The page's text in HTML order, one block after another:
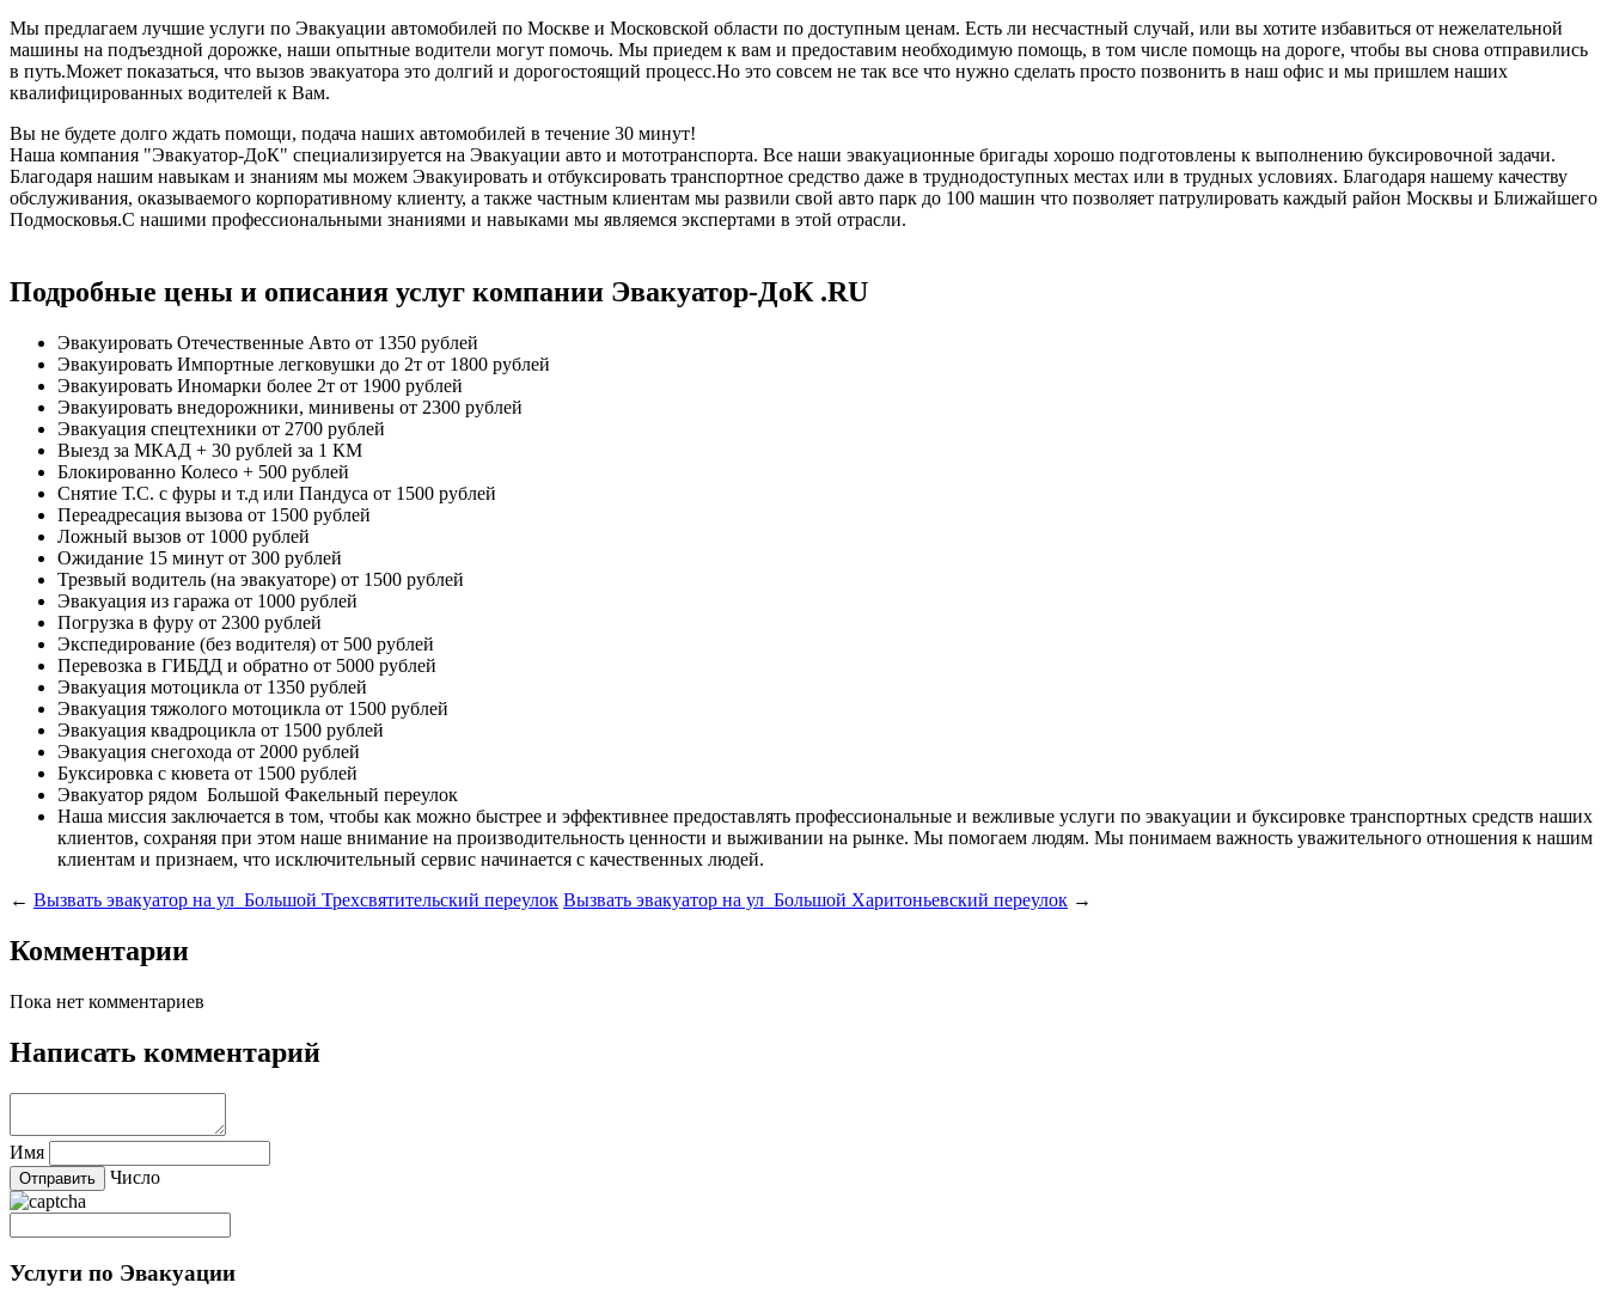
Мы предлагаем лучшие услуги по Эвакуации автомобилей по Москве и Московской области по доступным ценам. Есть ли несчастный случай, или вы хотите избавиться от нежелательной
машины на подъездной дорожке, наши опытные водители могут помочь. Мы приедем к вам и предоставим необходимую помощь, в том числе помощь на дороге, чтобы вы снова отправились
в путь.Может показаться, что вызов эвакуатора это долгий и дорогостоящий процесс.Но это совсем не так все что нужно сделать просто позвонить в наш офис и мы пришлем наших
квалифицированных водителей к Вам.
Вы не будете долго ждать помощи, подача наших автомобилей в течение 30 минут!
Наша компания "Эвакуатор-ДоК" специализируется на Эвакуации авто и мототранспорта. Все наши эвакуационные бригады хорошо подготовлены к выполнению буксировочной задачи.
Благодаря нашим навыкам и знаниям мы можем Эвакуировать и отбуксировать транспортное средство даже в труднодоступных местах или в трудных условиях. Благодаря нашему качеству
обслуживания, оказываемого корпоративному клиенту, а также частным клиентам мы развили свой авто парк до 100 машин что позволяет патрулировать каждый район Москвы и Ближайшего
Подмосковья.С нашими профессиональными знаниями и навыками мы являемся экспертами в этой отрасли.
Подробные цены и описания услуг компании Эвакуатор-ДоК .RU
Эвакуировать Отечественные Авто от 1350 рублей
Эвакуировать Импортные легковушки до 2т от 1800 рублей
Эвакуировать Иномарки более 2т от 1900 рублей
Эвакуировать внедорожники, минивены от 2300 рублей
Эвакуация спецтехники от 2700 рублей
Выезд за МКАД + 30 рублей за 1 КМ
Блокированно Колесо + 500 рублей
Снятие Т.С. с фуры и т.д или Пандуса от 1500 рублей
Переадресация вызова от 1500 рублей
Ложный вызов от 1000 рублей
Ожидание 15 минут от 300 рублей
Трезвый водитель (на эвакуаторе) от 1500 рублей
Эвакуация из гаража от 1000 рублей
Погрузка в фуру от 2300 рублей
Экспедирование (без водителя) от 500 рублей
Перевозка в ГИБДД и обратно от 5000 рублей
Эвакуация мотоцикла от 1350 рублей
Эвакуация тяжолого мотоцикла от 1500 рублей
Эвакуация квадроцикла от 1500 рублей
Эвакуация снегохода от 2000 рублей
Буксировка с кювета от 1500 рублей
Эвакуатор рядом Большой Факельный переулок
Наша миссия заключается в том, чтобы как можно быстрее и эффективнее предоставлять профессиональные и вежливые услуги по эвакуации и буксировке транспортных средств наших
клиентов, сохраняя при этом наше внимание на производительность ценности и выживании на рынке. Мы помогаем людям. Мы понимаем важность уважительного отношения к нашим
клиентам и признаем, что исключительный сервис начинается с качественных людей.
← Вызвать эвакуатор на ул Большой Трехсвятительский переулок Вызвать эвакуатор на ул Большой Харитоньевский переулок →
Комментарии
Пока нет комментариев
Написать комментарий
Имя
Число
Услуги по Эвакуации